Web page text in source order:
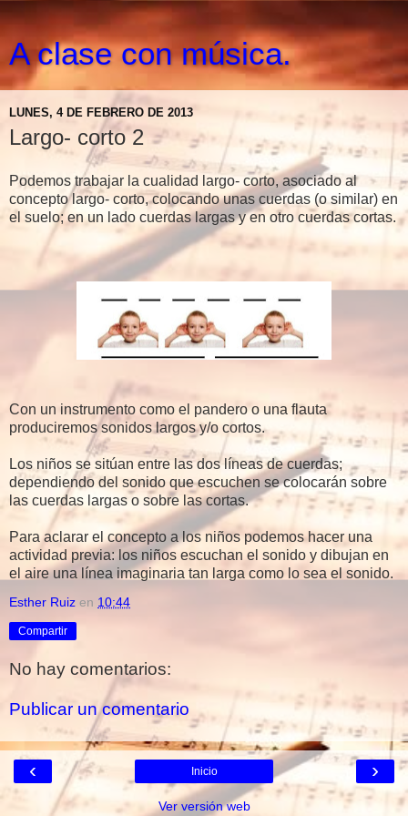
A clase con música.
LUNES, 4 DE FEBRERO DE 2013
Largo- corto 2
Podemos trabajar la cualidad largo- corto, asociado al
concepto largo- corto, colocando unas cuerdas (o similar) en
el suelo; en un lado cuerdas largas y en otro cuerdas cortas.
Con un instrumento como el pandero o una flauta
produciremos sonidos largos y/o cortos.
Los niños se sitúan entre las dos líneas de cuerdas;
dependiendo del sonido que escuchen se colocarán sobre
las cuerdas largas o sobre las cortas.
Para aclarar el concepto a los niños podemos hacer una
actividad previa: los niños escuchan el sonido y dibujan en
el aire una línea imaginaria tan larga como lo sea el sonido.
Esther Ruiz en 10:44
Compartir
No hay comentarios:
Publicar un comentario
‹ ›
Inicio
Ver versión web